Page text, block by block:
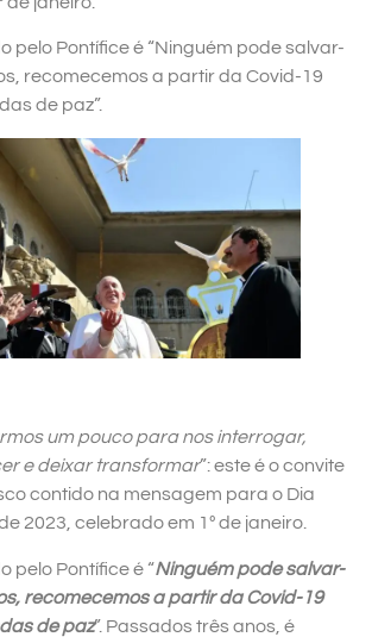
pelo Pontífice é “Ninguém pode salvar-
recomecemos a partir da Covid-19
de paz”.
um pouco para nos interrogar,
e deixar transformar”: este é o convite
contido na mensagem para o Dia
2023, celebrado em 1º de janeiro.
pelo Pontífice é “Ninguém pode salvar-
recomecemos a partir da Covid-19
de paz”. Passados três anos, é